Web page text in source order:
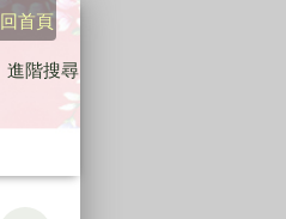
回首頁
進階搜尋